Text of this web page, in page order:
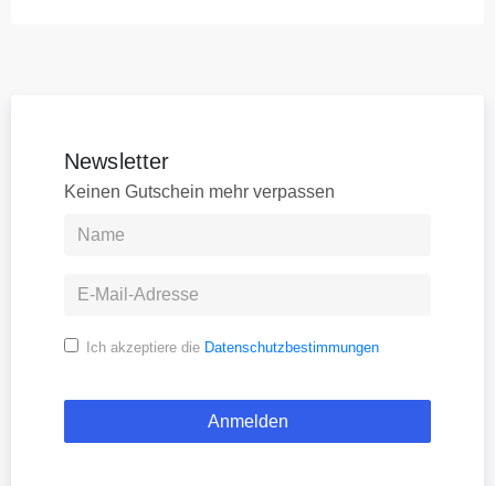
Newsletter
Keinen Gutschein mehr verpassen
Ich akzeptiere die Datenschutzbestimmungen